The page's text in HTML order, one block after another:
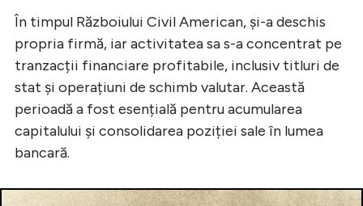
În timpul Războiului Civil American, și-a deschis
propria firmă, iar activitatea sa s-a concentrat pe
tranzacții financiare profitabile, inclusiv titluri de
stat și operațiuni de schimb valutar. Această
perioadă a fost esențială pentru acumularea
capitalului și consolidarea poziției sale în lumea
bancară.